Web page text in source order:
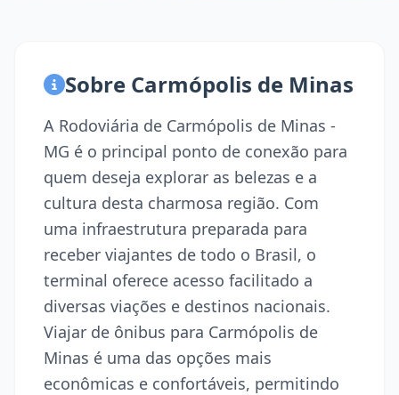
Sobre Carmópolis de Minas
A Rodoviária de Carmópolis de Minas -
MG é o principal ponto de conexão para
quem deseja explorar as belezas e a
cultura desta charmosa região. Com
uma infraestrutura preparada para
receber viajantes de todo o Brasil, o
terminal oferece acesso facilitado a
diversas viações e destinos nacionais.
Viajar de ônibus para Carmópolis de
Minas é uma das opções mais
econômicas e confortáveis, permitindo